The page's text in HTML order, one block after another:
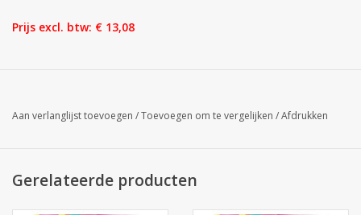
Prijs excl. btw: € 13,08
Aan verlanglijst toevoegen /Toevoegen om te vergelijken /Afdrukken
Gerelateerde producten